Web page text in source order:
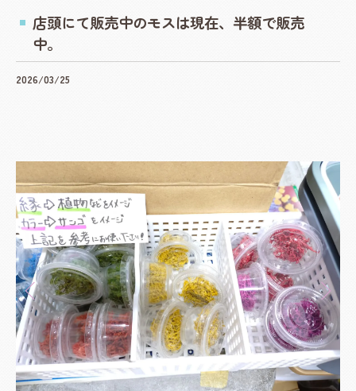
店頭にて販売中のモスは現在、半額で販売
中。
2026/03/25